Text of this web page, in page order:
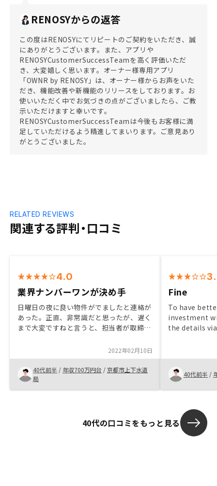
RENOSYからの返答
この度はRENOSYにてリピートのご契約をいただき、誠
にありがとうございます。また、アプリや
RENOSYCustomerSuccessTeamを高く評価いただ
き、大変嬉しく思います。オーナー様専用アプリ
「OWNR by RENOSY」は、オーナー様からお声をいた
だき、機能改善や新機能のリリースをしております。お
使いいただく中でお気づきの点がございましたら、ご教
示いただけますと幸いです。
RENOSYCustomerSuccessTeamは今後もお客様に満
足していただけるよう精進してまいります。ご意見あり
がとうございました。
関連する評判・口コミ
RELATED REVIEWS
4.0
業界ナンバーワンが決め手
日曜日の夜に良い物件がでましたと連絡が
あった。正直、非常識だと思ったが、遅く
まで大変ですねと言うと、担当者が取締役
なったら、良い物件を紹介してもらえるか
もと思い契約しました。 物件は確かにど
れも良いものに感じます。
2022年02月10日
40代前半 / 年収700万円台 /京都市上下水道
局
Fine
To have
investment
the details
40代前半 /
40代の口コミをもっと見る